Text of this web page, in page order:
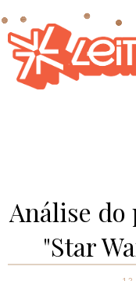
Análise
"Star